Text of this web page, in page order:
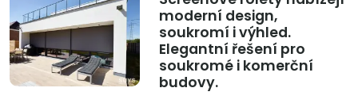
moderní design,
soukromí i výhled.
Elegantní řešení pro
soukromé i komerční
budovy.